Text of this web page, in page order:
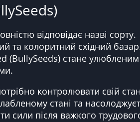
відповідає назві сорту.
та колоритний східний
(BullySeeds) стане улюбленим
контролювати свій
стані та
сили після важкого